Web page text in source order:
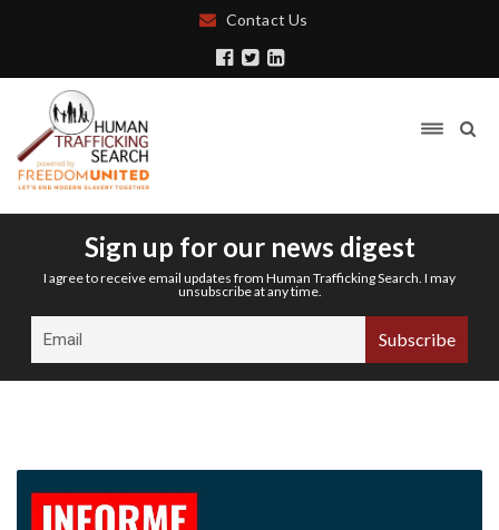
Contact Us
Sign up for our news digest
I agree to receive email updates from Human Trafficking Search. I may
unsubscribe at any time.